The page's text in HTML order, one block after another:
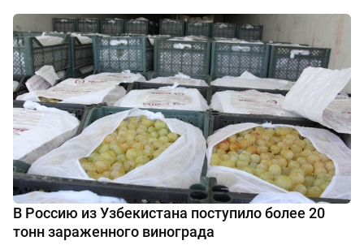
В Россию из Узбекистана поступило более 20
тонн зараженного винограда